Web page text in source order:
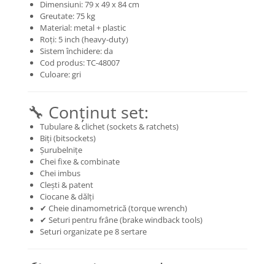
Furci / mânere principale &
secundare
Pliere, pasadores & tije
Crickuri / suporturi parcare
Suspensii & amortizoare
Claxoane / sonerii (timbres)
Frâne
Discuri de frana
Plăcuțe de frână
Etrieri
Cabluri de frână
Manete de frână
Consumabile & Unelte
Dimensiuni: 79 x 49 x 84 cm
Greutate: 75 kg
Material: metal + plastic
Roți: 5 inch (heavy-duty)
Sistem închidere: da
Cod produs: TC-48007
Culoare: gri
🔧 Conținut set:
Tubulare & clichet (sockets & ratchets)
Biți (bitsockets)
Șurubelnițe
Chei fixe & combinate
Chei imbus
Clești & patent
Ciocane & dălți
✔ Cheie dinamometrică (torque wrench)
✔ Seturi pentru frâne (brake windback tools)
Seturi organizate pe 8 sertare